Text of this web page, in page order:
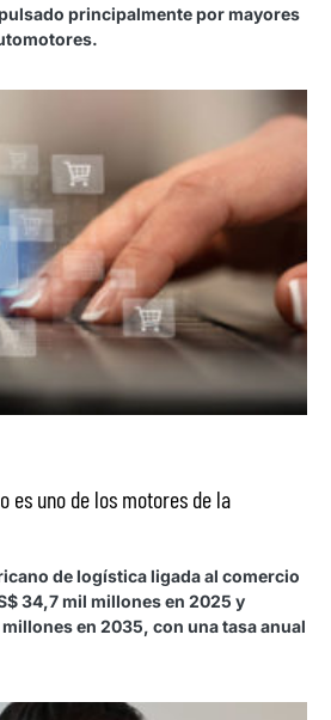
principalmente por mayores
es uno de los motores de la
de logística ligada al comercio
34,7 mil millones en 2025 y
en 2035, con una tasa anual